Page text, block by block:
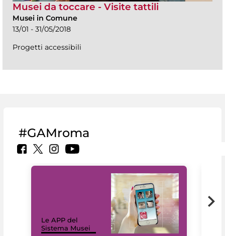
Musei da toccare - Visite tattili
Musei in Comune
13/01 - 31/05/2018
Progetti accessibili
#GAMroma
Le APP del
Sistema Musei